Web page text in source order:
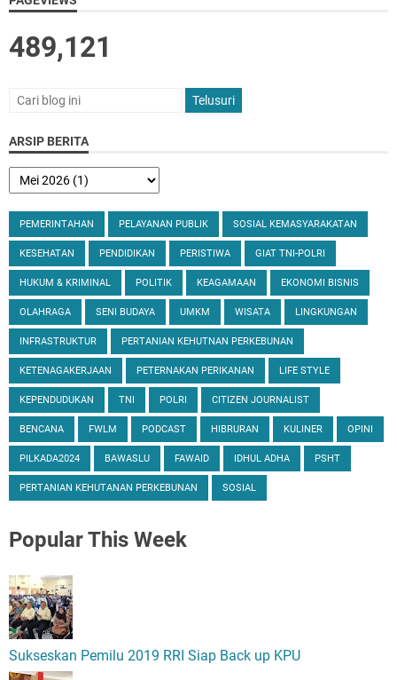
489,121
ARSIP BERITA
PEMERINTAHAN PELAYANAN PUBLIK SOSIAL KEMASYARAKATAN
KESEHATAN PENDIDIKAN PERISTIWA GIAT TNI-POLRI
HUKUM & KRIMINAL POLITIK KEAGAMAAN EKONOMI BISNIS
OLAHRAGA SENI BUDAYA UMKM WISATA LINGKUNGAN
INFRASTRUKTUR PERTANIAN KEHUTNAN PERKEBUNAN
KETENAGAKERJAAN PETERNAKAN PERIKANAN LIFE STYLE
KEPENDUDUKAN TNI POLRI CITIZEN JOURNALIST
BENCANA FWLM PODCAST HIBRURAN KULINER OPINI
PILKADA2024 BAWASLU FAWAID IDHUL ADHA PSHT
PERTANIAN KEHUTANAN PERKEBUNAN SOSIAL
PopularThis Week
Sukseskan Pemilu 2019 RRI Siap Back up KPU